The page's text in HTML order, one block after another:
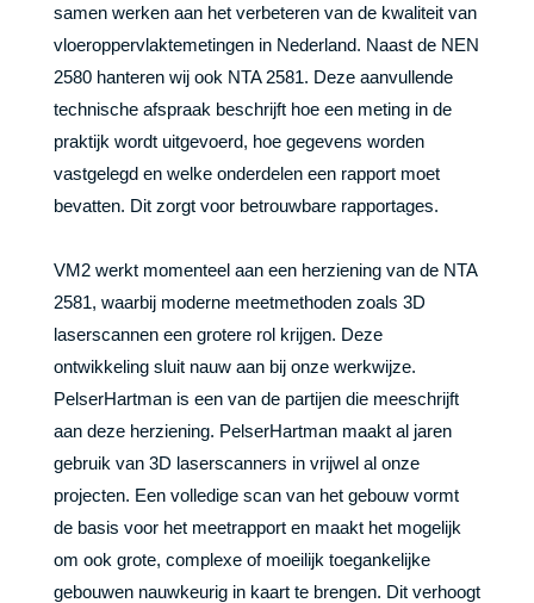
samen werken aan het verbeteren van de kwaliteit van
vloeroppervlaktemetingen in Nederland. Naast de NEN
2580 hanteren wij ook NTA 2581. Deze aanvullende
technische afspraak beschrijft hoe een meting in de
praktijk wordt uitgevoerd, hoe gegevens worden
vastgelegd en welke onderdelen een rapport moet
bevatten. Dit zorgt voor betrouwbare rapportages.
VM2 werkt momenteel aan een herziening van de NTA
2581, waarbij moderne meetmethoden zoals 3D
laserscannen een grotere rol krijgen. Deze
ontwikkeling sluit nauw aan bij onze werkwijze.
PelserHartman is een van de partijen die meeschrijft
aan deze herziening. PelserHartman maakt al jaren
gebruik van 3D laserscanners in vrijwel al onze
projecten. Een volledige scan van het gebouw vormt
de basis voor het meetrapport en maakt het mogelijk
om ook grote, complexe of moeilijk toegankelijke
gebouwen nauwkeurig in kaart te brengen. Dit verhoogt